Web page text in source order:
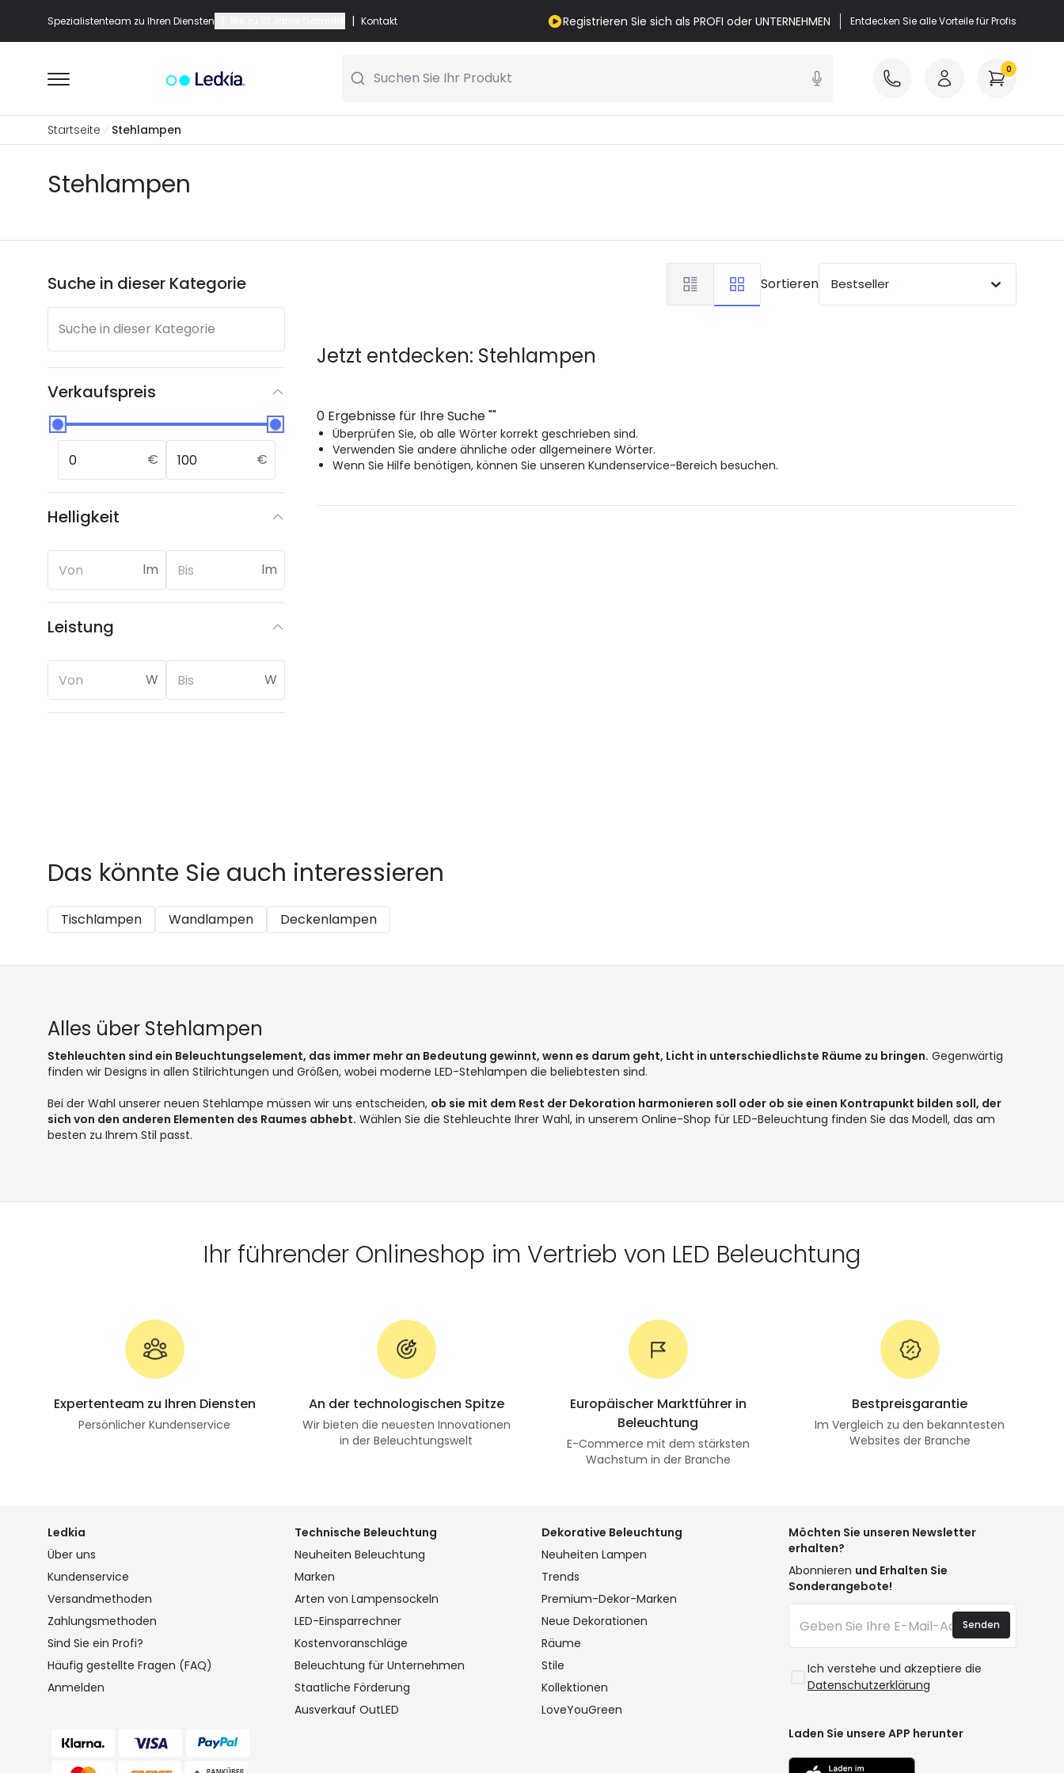
Spezialistenteam zu Ihren Diensten | Kontakt Registrieren Sie sich als PROFI oder UNTERNEHMEN Entdecken Sie alle Vorteile für Profis
Suchen Sie Ihr Produkt 0
Startseite Stehlampen
Stehlampen
Suche in dieser Kategorie
Suche in dieser Kategorie
Verkaufspreis
€ €
Helligkeit
lm lm
Leistung
W W
Sortieren Bestseller
Jetzt entdecken: Stehlampen
0 Ergebnisse für Ihre Suche""
Überprüfen Sie, ob alle Wörter korrekt geschrieben sind.
Verwenden Sie andere ähnliche oder allgemeinere Wörter.
Wenn Sie Hilfe benötigen, können Sie unseren Kundenservice-Bereich besuchen.
Das könnte Sie auch interessieren
Tischlampen Wandlampen Deckenlampen
Alles über Stehlampen
Stehleuchten sind ein Beleuchtungselement, das immer mehr an Bedeutung gewinnt, wenn es darum geht, Licht in unterschiedlichste Räume zu bringen. Gegenwärtig
finden wir Designs in allen Stilrichtungen und Größen, wobei moderne LED-Stehlampen die beliebtesten sind.
Bei der Wahl unserer neuen Stehlampe müssen wir uns entscheiden, ob sie mit dem Rest der Dekoration harmonieren soll oder ob sie einen Kontrapunkt bilden soll, der
sich von den anderen Elementen des Raumes abhebt. Wählen Sie die Stehleuchte Ihrer Wahl, in unserem Online-Shop für LED-Beleuchtung finden Sie das Modell, das am
besten zu Ihrem Stil passt.
Ihr führender Onlineshop im Vertrieb von LED Beleuchtung
Expertenteam zu Ihren Diensten
Persönlicher Kundenservice
An der technologischen Spitze
Wir bieten die neuesten Innovationen
in der Beleuchtungswelt
Europäischer Marktführer in
Beleuchtung
E-Commerce mit dem stärksten
Wachstum in der Branche
Bestpreisgarantie
Im Vergleich zu den bekanntesten
Websites der Branche
Ledkia
Über uns
Kundenservice
Versandmethoden
Zahlungsmethoden
Sind Sie ein Profi?
Häufig gestellte Fragen (FAQ)
Anmelden
Technische Beleuchtung
Neuheiten Beleuchtung
Marken
Arten von Lampensockeln
LED-Einsparrechner
Kostenvoranschläge
Beleuchtung für Unternehmen
Staatliche Förderung
Ausverkauf OutLED
Dekorative Beleuchtung
Neuheiten Lampen
Trends
Premium-Dekor-Marken
Neue Dekorationen
Räume
Stile
Kollektionen
LoveYouGreen
Möchten Sie unseren Newsletter
erhalten?
Abonnieren und Erhalten Sie
Sonderangebote!
Ich verstehe und akzeptiere die
Datenschutzerklärung
Senden
Laden Sie unsere APP herunter